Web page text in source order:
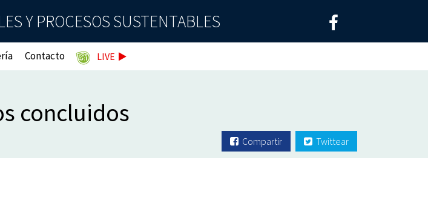
Y PROCESOS SUSTENTABLES
Contacto LIVE
concluidos
Compartir Twittear